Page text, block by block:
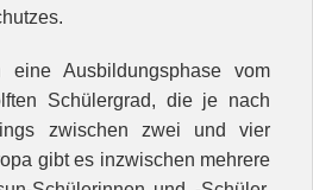
eine Ausbildungsphase vom
Schülergrad, die je nach
zwischen zwei und vier
gibt es inzwischen mehrere